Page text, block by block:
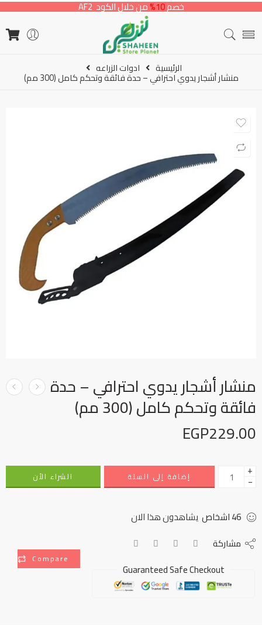
خصم10% من خلال الكود AF2
الرئيسية ادوات الزراعه
منشار أشجار يدوي احترافي – حدة فائقة وتحكم كامل (300 مم)
منشار أشجار يدوي احترافي – حدة
فائقة وتحكم كامل (300 مم)
EGP229.00
+
− إضافة إلى السلة الشراء الأن
46اشخاص يشاهدون هذا الان
Compare
مشاركة
Guaranteed Safe Checkout